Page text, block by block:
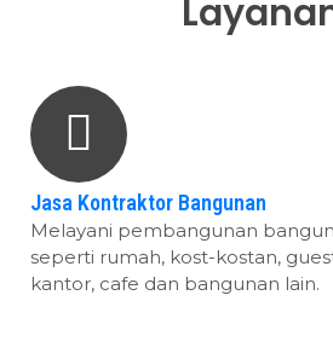
Jasa Kontraktor Bangunan
Melayani pembangunan
seperti rumah, kost-kostan,
kantor, cafe dan bangunan lain.